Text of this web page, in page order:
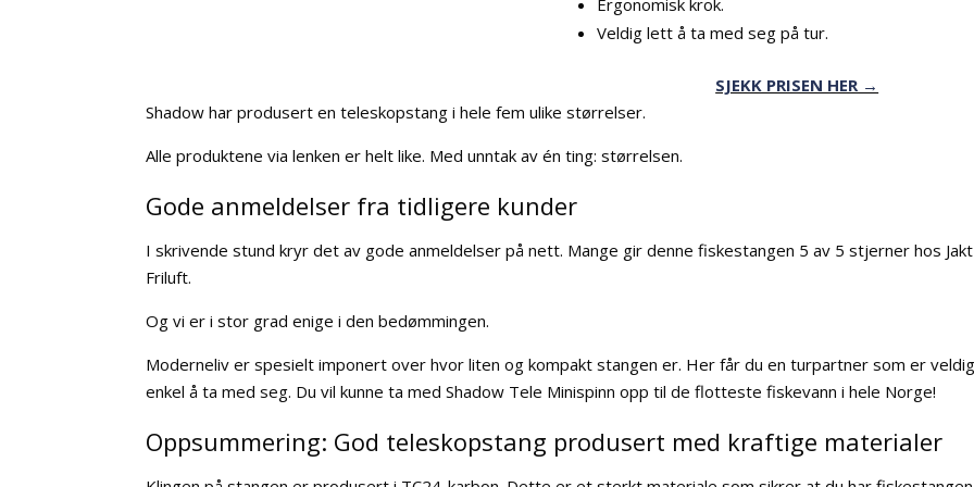
Ergonomisk krok.
Veldig lett å ta med seg på tur.
SJEKK PRISEN HER →
Shadow har produsert en teleskopstang i hele fem ulike størrelser.
Alle produktene via lenken er helt like. Med unntak av én ting: størrelsen.
Gode anmeldelser fra tidligere kunder
I skrivende stund kryr det av gode anmeldelser på nett. Mange gir denne fiskestangen 5 av 5 stjerner hos
Friluft.
Og vi er i stor grad enige i den bedømmingen.
Moderneliv er spesielt imponert over hvor liten og kompakt stangen er. Her får du en turpartner som er veldig
enkel å ta med seg. Du vil kunne ta med Shadow Tele Minispinn opp til de flotteste fiskevann i hele Norge!
Oppsummering: God teleskopstang produsert med kraftige materialer